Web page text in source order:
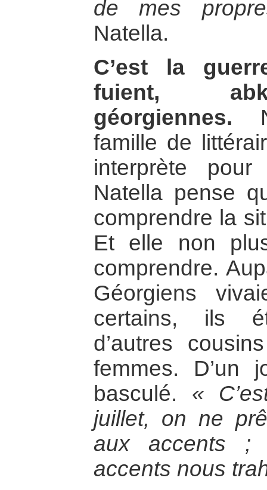
de mes
Natella.
C’est la
fuient,
géorgiennes.
famille de
interprète
Natella pense
comprendre la
Et elle non
comprendre.
Géorgiens
certains, ils
d’autres
femmes. D’un
basculé. «
juillet, on ne
aux accents ;
accents nous